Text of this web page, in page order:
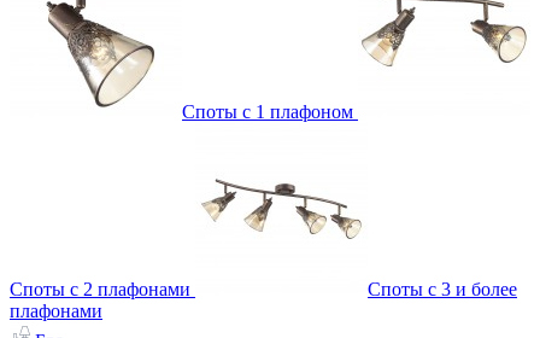
Споты с 1 плафоном
Споты с 2 плафонами
Споты с 3 и более
плафонами